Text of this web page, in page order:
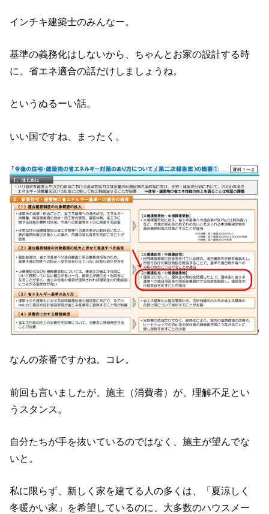
インチキ建築士のみんなー。
基準の義務化はしないから、ちゃんとお家の設計する時
に、省エネ適合の話だけしましょうね。
というぬるーい話。
いい国ですね、まったく。
なんの茶番ですかね。コレ。
前回も言いましたが、施主（消費者）が、理解不足とい
うスタンス。
自分たちが手を抜いているのではなく、施主が望んでな
いと。
私に限らず、新しく家を建てる人の多くは、「夏涼しく
冬暖かい家」を希望しているのに、大多数のハウスメー